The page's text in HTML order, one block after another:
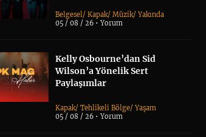
Belgesel/Kapak/Müzik/Yakında
05 / 08 / 26 •Yorum
Kelly Osbourne’dan Sid
Wilson’a Yönelik Sert
Paylaşımlar
Kapak/Tehlikeli Bölge/Yaşam
05 / 08 / 26 •Yorum